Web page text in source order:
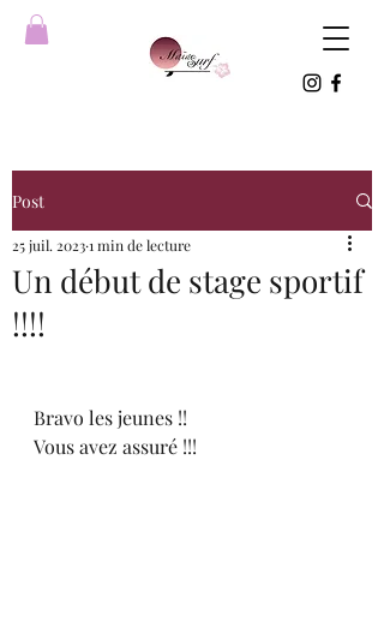
Post
Un début de stage sportif
!!!!
25 juil. 20231 min de lecture
Bravo les jeunes !!
Vous avez assuré !!!